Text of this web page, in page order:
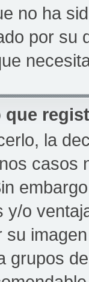
no ha
por su
que
la
casos
y/o
grupos